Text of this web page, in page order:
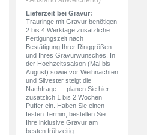
Lieferzeit bei Gravur:
Trauringe mit Gravur benötigen
2 bis 4 Werktage zusätzliche
Fertigungszeit nach
Bestätigung Ihrer Ringgrößen
und Ihres Gravurwunsches. In
der Hochzeitssaison (Mai bis
August) sowie vor Weihnachten
und Silvester steigt die
Nachfrage — planen Sie hier
zusätzlich 1 bis 2 Wochen
Puffer ein. Haben Sie einen
festen Termin, bestellen Sie
Ihre inklusive Gravur am
besten frühzeitig.